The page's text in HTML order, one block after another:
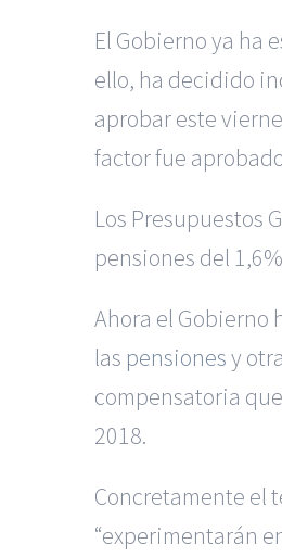
El Gobierno ya ha
ello, ha decidido
aprobar este
factor fue
Los Presupuestos
pensiones del
Ahora el Gobierno
las pensionesy
compensatoria
2018.
Concretamente el
“experimentarán